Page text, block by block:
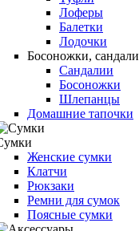
Лоферы
Балетки
Лодочки
Босоножки,
Сандалии
Босоножки
Шлепанцы
Домашние тапочки
Женские сумки
Клатчи
Рюкзаки
Ремни для сумок
Поясные сумки